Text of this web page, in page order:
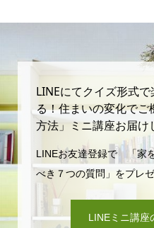
LINEにてクイズ形式
る！住まいの変化で
方法」ミニ講座お届け
LINEお友達登録で 「家
べき７つの質問」をプレ
LINEミニ講座